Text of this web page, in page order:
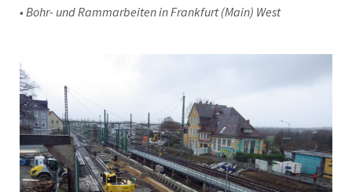
• Bohr- und Rammarbeiten in Frankfurt (Main) West